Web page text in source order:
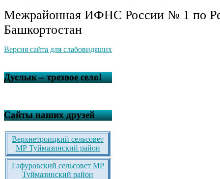
Межрайонная ИФНС России № 1 по
Башкортостан
Версия сайта для слабовидящих
Дуслык – трезвое село!
Сайты наших друзей
Верхнетроицкий сельсовет
МР Туймазинский район
Гафуровский сельсовет МР
Туймазинский район